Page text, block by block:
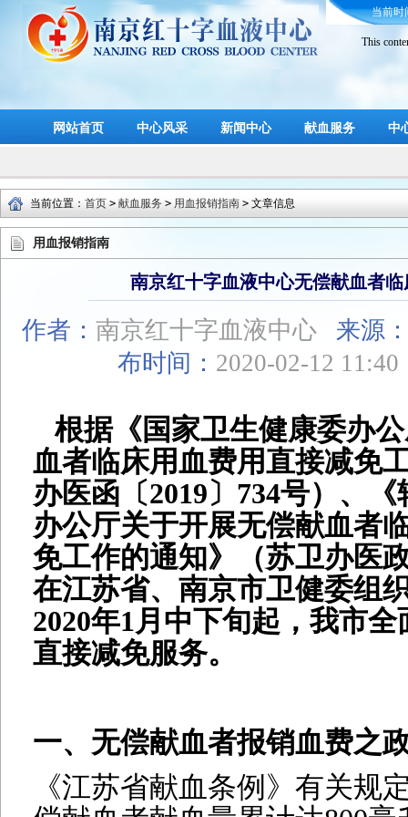
当前时
This
网站首页 中心风采 新闻中心 献血服务 中
当前位置： 首页 > 献血服务 > 用血报销指南 > 文章信息
用血报销指南
南京红十字血液中心无偿献血者
作者：南京红十字血液中心 来源
布时间： 2020-02-12
根据《国家卫生健康委办
血者临床用血费用直接减免
办医函〔2019〕734号）、
办公厅关于开展无偿献血者
免工作的通知》（苏卫办医
在江苏省、南京市卫健委组
2020年1月中下旬起，我市
直接减免服务。
一、无偿献血者报销血费之
《江苏省献血条例》有关规